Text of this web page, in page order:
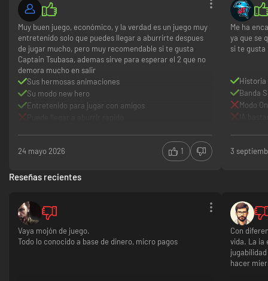
Muy buen juego, económico, y la verdad es un juego muy
entretenido solo que puedes llegar a aburrirte despues
de jugar mucho, pero muy recomendable si te gusta
Captain Tsubasa, ademas sirve para esperar el 2 que no
demora mucho en salir
Sus hermosas animaciones
Su modo new hero
Entretenido para jugar con amigos
24 mayo 2026 1
Me ha
ya que se
si te gusta
Historia
Banda
Modo
3
Reseñas recientes
Vaya mojón de juego.
Todo lo conocido a base de dinero, micro pagos
Con
vida. La ia
hacer